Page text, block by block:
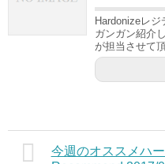
Hardonizeレ
ガンガン紹介
が担当させて
今週のオススメハ